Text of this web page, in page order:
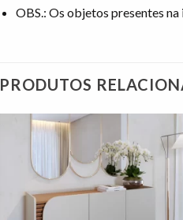
OBS.: Os objetos presentes
PRODUTOS
Adicionar
à lista de